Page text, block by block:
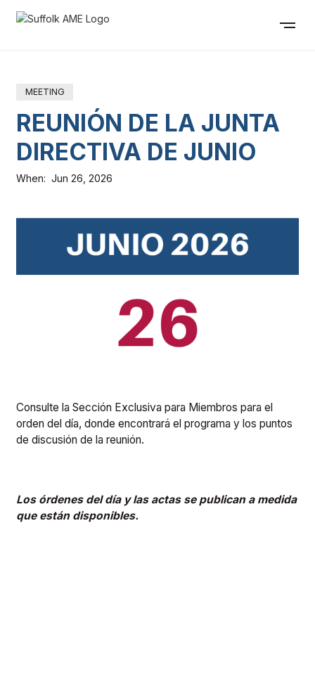
MEETING
REUNIÓN DE LA JUNTA
DIRECTIVA DE JUNIO
When: Jun 26, 2026
Consulte la Sección Exclusiva para Miembros para el
orden del día, donde encontrará el programa y los puntos
de discusión de la reunión.
Los órdenes del día y las actas se publican a medida
que están disponibles.